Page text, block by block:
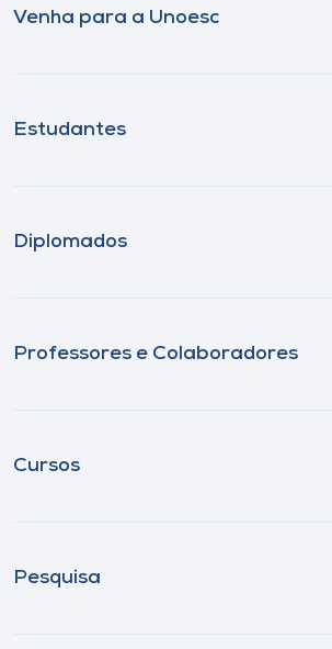
Venha para a Unoesc
Estudantes
Diplomados
Professores e Colaboradores
Cursos
Pesquisa